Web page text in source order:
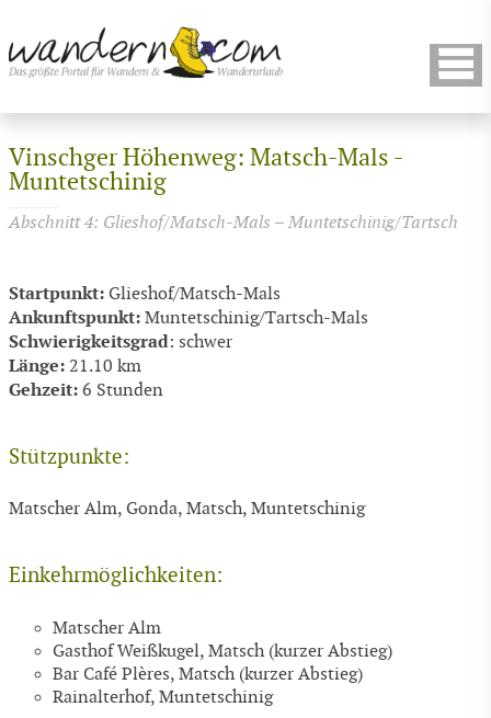
Vinschger Höhenweg: Matsch-Mals -
Muntetschinig
Abschnitt 4: Glieshof/Matsch-Mals – Muntetschinig/Tartsch
Startpunkt: Glieshof/Matsch-Mals
Ankunftspunkt: Muntetschinig/Tartsch-Mals
Schwierigkeitsgrad: schwer
Länge: 21.10 km
Gehzeit: 6 Stunden
Stützpunkte:
Matscher Alm, Gonda, Matsch, Muntetschinig
Einkehrmöglichkeiten:
Matscher Alm
Gasthof Weißkugel, Matsch (kurzer Abstieg)
Bar Café Plères, Matsch (kurzer Abstieg)
Rainalterhof, Muntetschinig